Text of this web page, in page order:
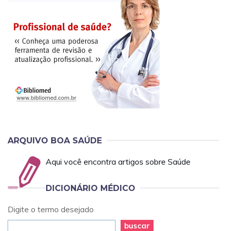
ARQUIVO BOA SAÚDE
Aqui você encontra artigos sobre Saúde
DICIONÁRIO MÉDICO
Digite o termo desejado
buscar